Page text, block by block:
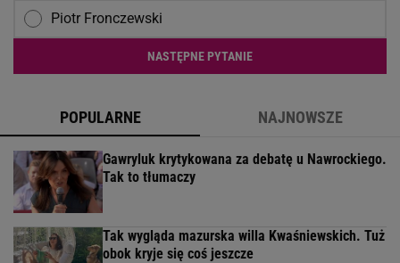
Piotr Fronczewski
NASTĘPNE PYTANIE
POPULARNE NAJNOWSZE
Gawryluk krytykowana za debatę u Nawrockiego.
Tak to tłumaczy
Tak wygląda mazurska willa Kwaśniewskich. Tuż
obok kryje się coś jeszcze